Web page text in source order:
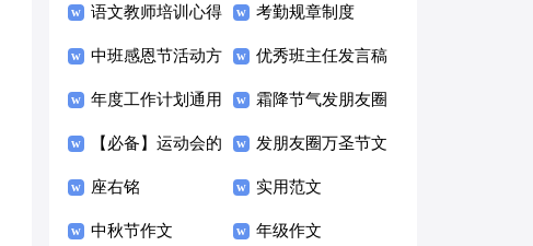
文300字四篇 文300字4篇
语文教师培训心得
体会15篇
考勤规章制度
中班感恩节活动方
案
优秀班主任发言稿
年度工作计划通用
15篇
霜降节气发朋友圈
的励志文案（精选
100句）
【必备】运动会的
日记4篇
发朋友圈万圣节文
案（精选125句）
座右铭 实用范文
中秋节作文 年级作文